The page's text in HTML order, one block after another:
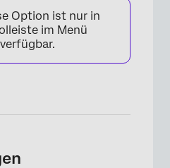
Option ist nur in
im Menü